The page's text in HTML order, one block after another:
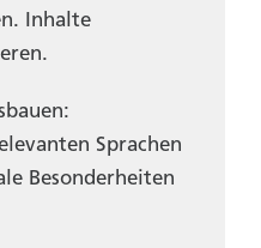
Inhalte
Sprachen
Besonderheiten